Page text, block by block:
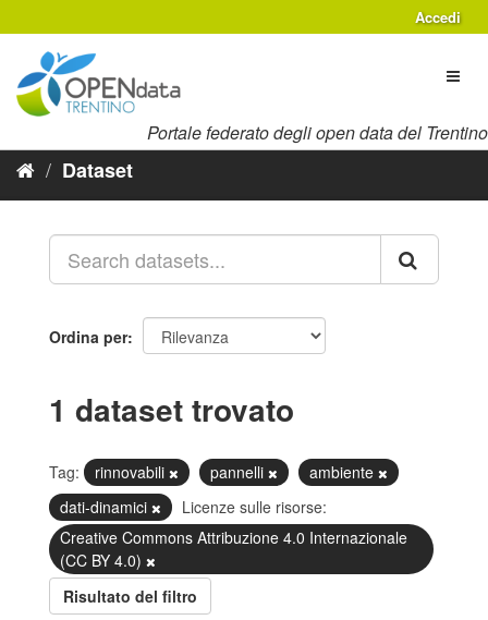
al
contenuto
Accedi
Portale federato degli open data del Trentino
Dataset
Ordina per
1 dataset trovato
Tag: rinnovabili pannelli
ambiente
dati-dinamici
Licenze sulle risorse:
Creative Commons Attribuzione 4.0 Internazionale
(CC BY 4.0)
Risultato del filtro